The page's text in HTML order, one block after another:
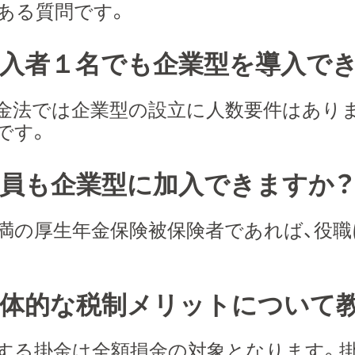
る質問です。
者１名でも企業型を導入で
法では企業型の設立に人数要件はあり
す。
も企業型に加入できますか？
の厚生年金保険被保険者であれば、役
的な税制メリットについて
る掛金は全額損金の対象となります。